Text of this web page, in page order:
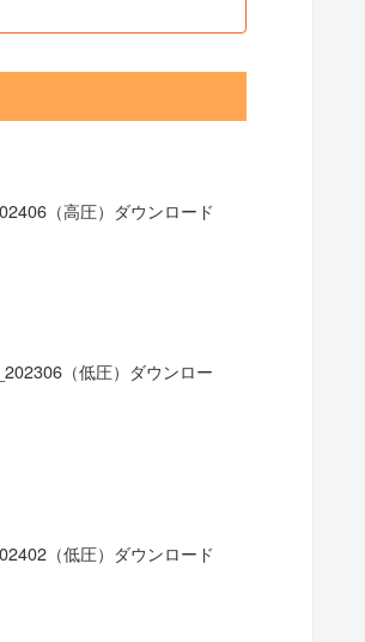
（高圧）ダウンロード
（低圧）ダウンロー
（低圧）ダウンロード